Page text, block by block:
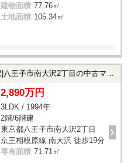
建物面積 77.76㎡
土地面積 105.34㎡
子市南大沢2丁目の中古マンション
2,890万円
3LDK / 1994年
2階/6階建
東京都八王子市南大沢2丁目
京王相模原線 南大沢 徒歩19分
専有面積 71.71㎡